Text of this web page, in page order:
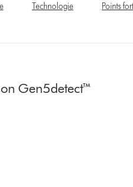
Technologie Points
Gen5detect™